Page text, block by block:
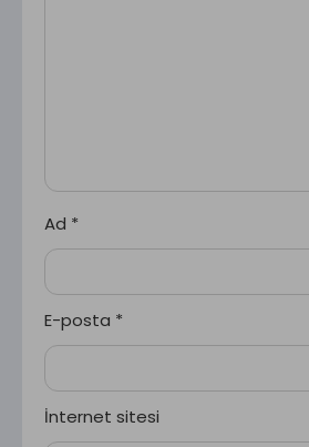
Ad *
E-posta *
İnternet sitesi